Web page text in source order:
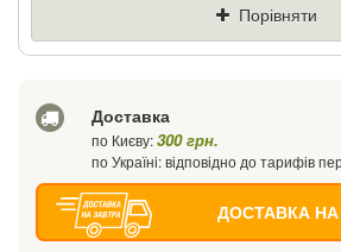
Порівняти
Доставка
по Києву:300 грн.
по Україні: відповідно до тарифів
ДОСТАВКА НА